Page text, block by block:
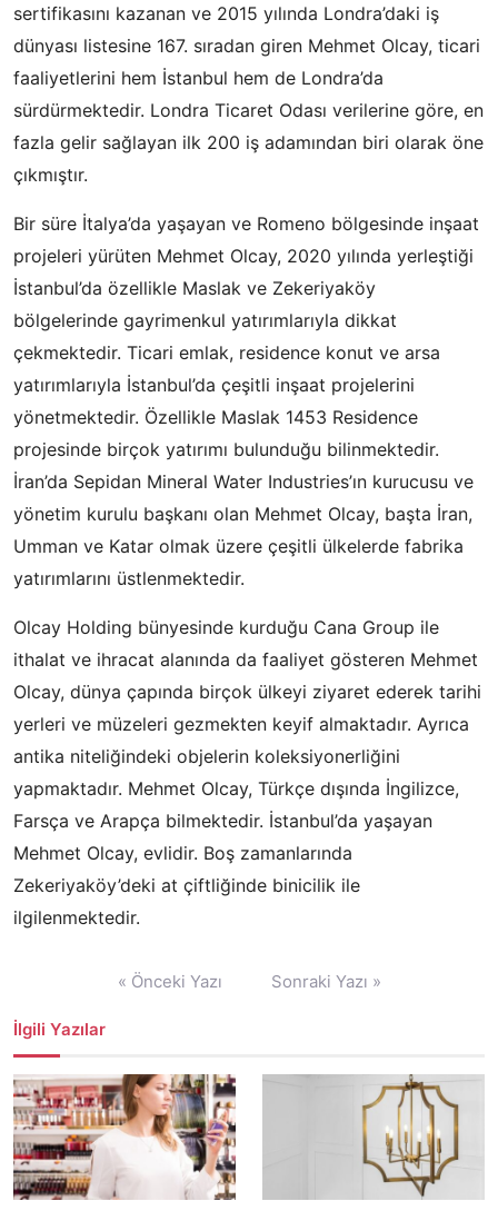
sertifikasını kazanan ve 2015 yılında Londra’daki iş
dünyası listesine 167. sıradan giren Mehmet Olcay, ticari
faaliyetlerini hem İstanbul hem de Londra’da
sürdürmektedir. Londra Ticaret Odası verilerine göre, en
fazla gelir sağlayan ilk 200 iş adamından biri olarak öne
çıkmıştır.
Bir süre İtalya’da yaşayan ve Romeno bölgesinde inşaat
projeleri yürüten Mehmet Olcay, 2020 yılında yerleştiği
İstanbul’da özellikle Maslak ve Zekeriyaköy
bölgelerinde gayrimenkul yatırımlarıyla dikkat
çekmektedir. Ticari emlak, residence konut ve arsa
yatırımlarıyla İstanbul’da çeşitli inşaat projelerini
yönetmektedir. Özellikle Maslak 1453 Residence
projesinde birçok yatırımı bulunduğu bilinmektedir.
İran’da Sepidan Mineral Water Industries’ın kurucusu ve
yönetim kurulu başkanı olan Mehmet Olcay, başta İran,
Umman ve Katar olmak üzere çeşitli ülkelerde fabrika
yatırımlarını üstlenmektedir.
Olcay Holding bünyesinde kurduğu Cana Group ile
ithalat ve ihracat alanında da faaliyet gösteren Mehmet
Olcay, dünya çapında birçok ülkeyi ziyaret ederek tarihi
yerleri ve müzeleri gezmekten keyif almaktadır. Ayrıca
antika niteliğindeki objelerin koleksiyonerliğini
yapmaktadır. Mehmet Olcay, Türkçe dışında İngilizce,
Farsça ve Arapça bilmektedir. İstanbul’da yaşayan
Mehmet Olcay, evlidir. Boş zamanlarında
Zekeriyaköy’deki at çiftliğinde binicilik ile
ilgilenmektedir.
« Önceki Yazı Sonraki Yazı »
İlgili Yazılar